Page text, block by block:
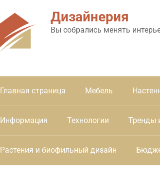
Дизайнерия
Вы собрались менять
Главная страница Мебель
Информация Технологии Тренды
Растения и биофильный дизайн